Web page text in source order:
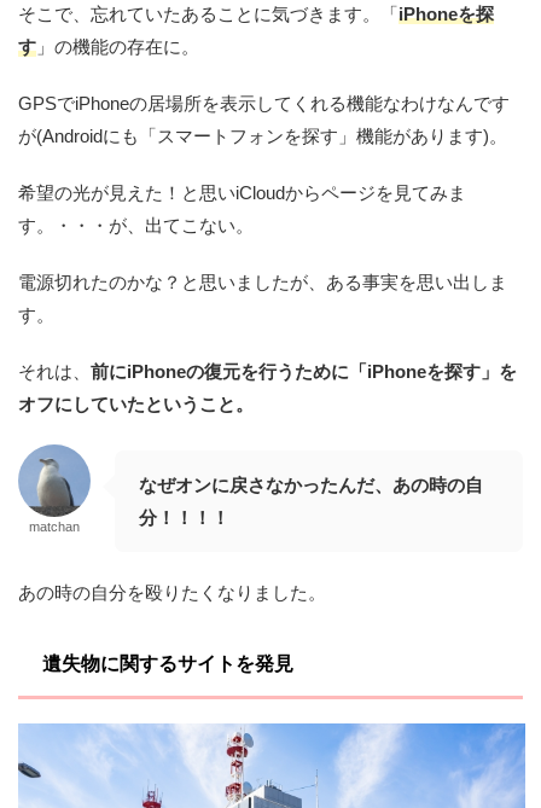
そこで、忘れていたあることに気づきます。「iPhoneを探
す 」の機能の存在に。
GPSでiPhoneの居場所を表示してくれる機能なわけなんです
が(Androidにも「スマートフォンを探す」機能があります)。
希望の光が見えた！と思いiCloudからページを見てみま
す。・・・が、 出てこない。
電源切れたのかな？と思いましたが、ある事実を思い出しま
す。
それは、 前にiPhoneの復元を行うために「iPhoneを探す」を
オフにしていたということ。
matchan
なぜオンに戻さなかったんだ、あの時の自
分！！！！
あの時の自分を殴りたくなりました。
遺失物に関するサイトを発見